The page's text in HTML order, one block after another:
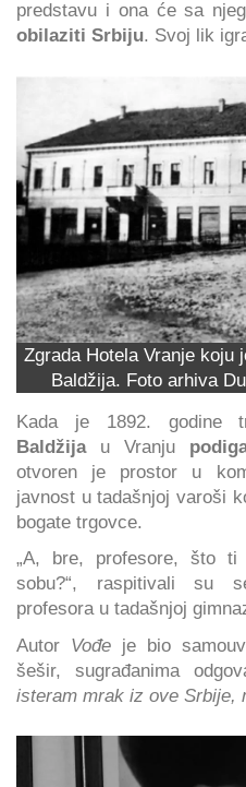
predstavu i ona će sa
obilaziti Srbiju. Svoj lik
Zgrada Hotela Vranje koju
Baldžija. Foto arhiva
Kada je 1892. godine
Baldžija u Vranju
otvoren je prostor u
javnost u tadašnjoj varoši
bogate trgovce.
„A, bre, profesore, što ti
sobu?“, raspitivali su
profesora u tadašnjoj
Autor Vođe je bio
šešir, sugrađanima
isteram mrak iz ove Srbije,